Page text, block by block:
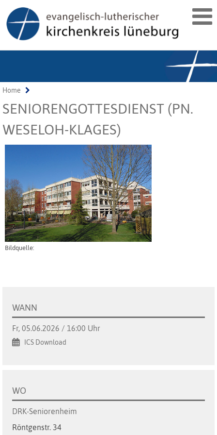
Home
SENIORENGOTTESDIENST (PN.
WESELOH-KLAGES)
Bildquelle:
WANN
Fr, 05.06.2026 / 16:00 Uhr
ICS Download
WO
DRK-Seniorenheim
Röntgenstr. 34